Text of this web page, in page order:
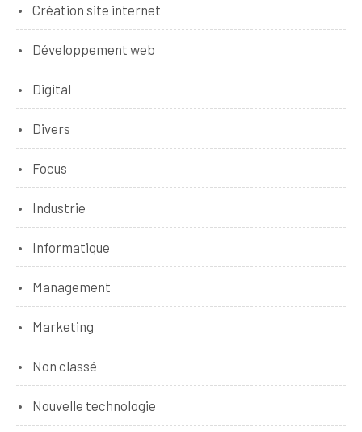
Création site internet
Développement web
Digital
Divers
Focus
Industrie
Informatique
Management
Marketing
Non classé
Nouvelle technologie